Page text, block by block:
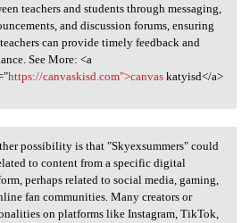
teachers and students through messaging,
and discussion forums, ensuring
can provide timely feedback and
See More: <a
https://canvaskisd.com">canvaskatyisd</a>
possibility is that
possibility is that "Skyexsummers" could
to content from a specific digital
perhaps related to social media, gaming,
fan communities. Many creators or
on platforms like Instagram, TikTok,